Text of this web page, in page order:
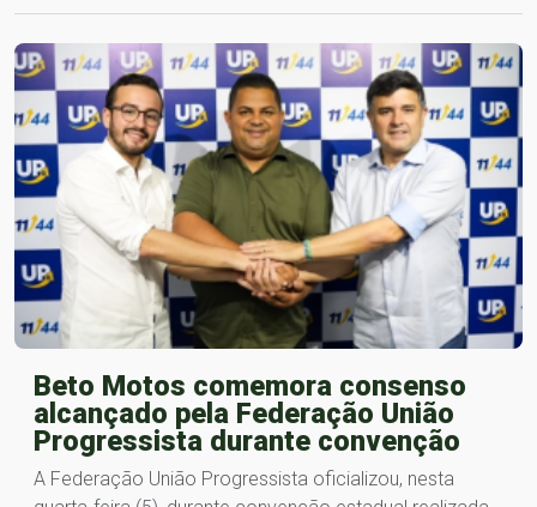
Beto Motos comemora consenso
alcançado pela Federação União
Progressista durante convenção
A Federação União Progressista oficializou, nesta